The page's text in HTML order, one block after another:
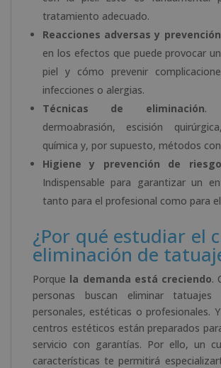
tratamiento adecuado.
Reacciones adversas y prevención
en los efectos que puede provocar
piel y cómo prevenir
infecciones o alergias.
Técnicas de eliminación.
dermoabrasión, escisión
química y, por supuesto, métodos
Higiene y prevención de
Indispensable para garantizar un
tanto para el profesional como para
¿Por qué estudiar el
eliminación de
Porque la demanda está creciendo.
personas buscan eliminar tatuajes
personales, estéticas o profesionales.
centros estéticos están preparados
servicio con garantías. Por ello, un
características te permitirá